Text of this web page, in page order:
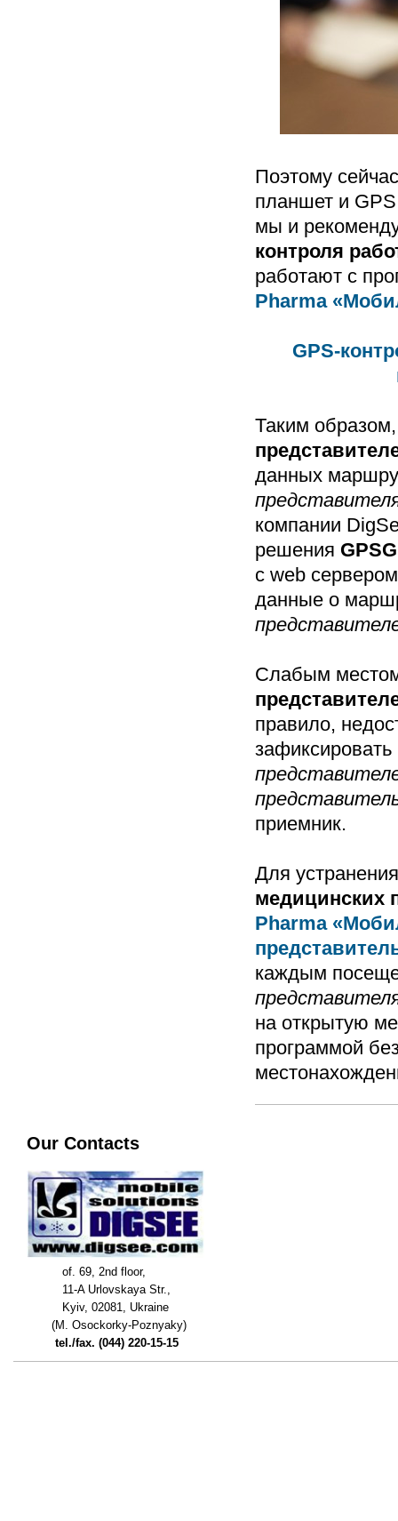
Поэтому
планшет и
мы и
контроля
работают с
Pharma
GPS-
Таким образом,
данных
компании
решения
с web
данные о
Слабым
правило,
приемник.
Для
медицинских
Pharma
каждым
на открытую
программой
Our Contacts
of. 69, 2nd floor,
11-A Urlovskaya Str.,
Kyiv, 02081, Ukraine
(M. Osockorky-Poznyaky)
tel./fax. (044) 220-15-15